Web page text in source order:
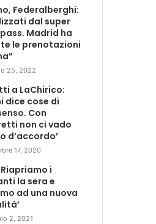
Federalberghi:
dal super
Madrid ha
le prenotazioni
25, 2022
a LaChirico:
dice cose di
Con
non ci vado
d’accordo’
17, 2020
i
la sera e
ad una nuova
2, 2021